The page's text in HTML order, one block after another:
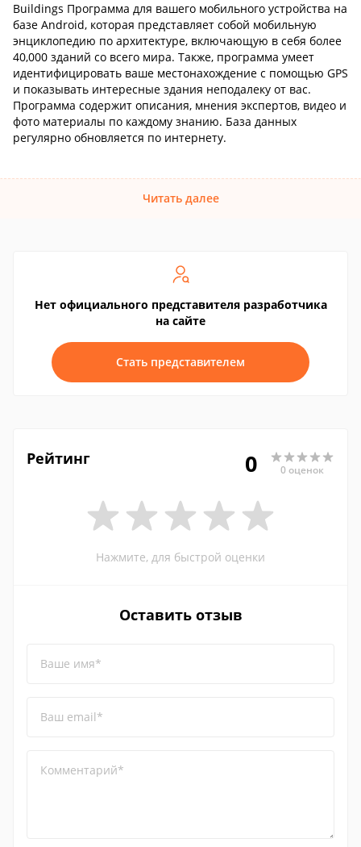
Buildings Программа для вашего мобильного устройства на
базе Android, которая представляет собой мобильную
энциклопедию по архитектуре, включающую в себя более
40,000 зданий со всего мира. Также, программа умеет
идентифицировать ваше местонахождение с помощью GPS
и показывать интересные здания неподалеку от вас.
Программа содержит описания, мнения экспертов, видео и
фото материалы по каждому знанию. База данных
регулярно обновляется по интернету.
Читать далее
Нет официального представителя разработчика
на сайте
Стать представителем
Рейтинг 0 0 оценок
Нажмите, для быстрой оценки
Оставить отзыв
Ваше имя*
Ваш email*
Комментарий*